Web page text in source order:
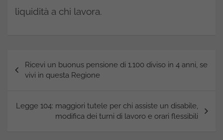
liquidità a chi lavora.
articoli
Ricevi un buonus pensione di 1.100 diviso in 4 anni, se
vivi in questa Regione
Legge 104: maggiori tutele per chi assiste un disabile,
modifica dei turni di lavoro e orari flessibili